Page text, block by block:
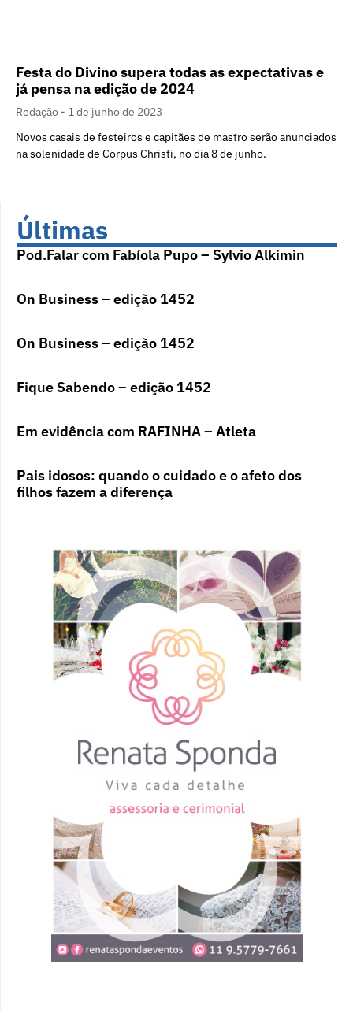
Festa do Divino supera todas as expectativas e
já pensa na edição de 2024
Redação
1 de junho de 2023
Novos casais de festeiros e capitães de mastro serão anunciados
na solenidade de Corpus Christi, no dia 8 de junho.
Últimas
Pod.Falar com Fabíola Pupo – Sylvio Alkimin
On Business – edição 1452
On Business – edição 1452
Fique Sabendo – edição 1452
Em evidência com RAFINHA – Atleta
Pais idosos: quando o cuidado e o afeto dos
filhos fazem a diferença